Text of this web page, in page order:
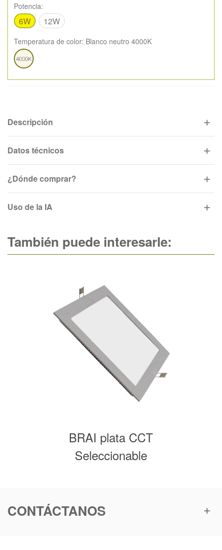
Potencia:
6W 12W
Temperatura de color: Blanco neutro 4000K
Blanco
neutro
4000K
Descripción
Datos técnicos
¿Dónde comprar?
Uso de la IA
También puede interesarle:
BRAI plata CCT
Seleccionable
CONTÁCTANOS